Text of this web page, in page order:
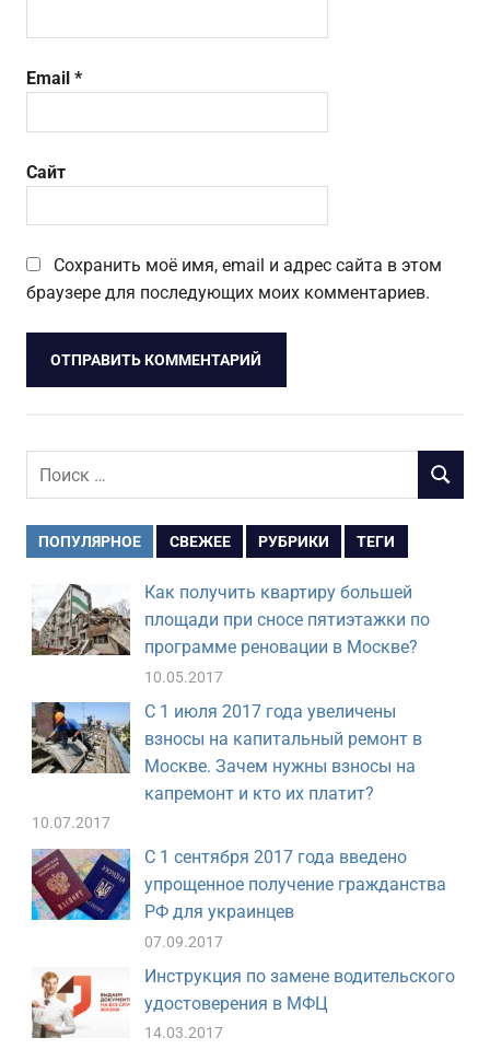
Email *
Сайт
Сохранить моё имя, email и адрес сайта в этом
браузере для последующих моих комментариев.
Поиск
ПОИСК
ПОПУЛЯРНОЕ СВЕЖЕЕ РУБРИКИ ТЕГИ
Как получить квартиру большей
площади при сносе пятиэтажки по
программе реновации в Москве?
10.05.2017
С 1 июля 2017 года увеличены
взносы на капитальный ремонт в
Москве. Зачем нужны взносы на
капремонт и кто их платит?
10.07.2017
С 1 сентября 2017 года введено
упрощенное получение гражданства
РФ для украинцев
07.09.2017
Инструкция по замене водительского
удостоверения в МФЦ
14.03.2017